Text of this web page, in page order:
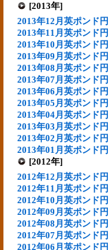
[2013年]
2013年12月英ポンド円
2013年11月英ポンド円
2013年10月英ポンド円
2013年09月英ポンド円
2013年08月英ポンド円
2013年07月英ポンド円
2013年06月英ポンド円
2013年05月英ポンド円
2013年04月英ポンド円
2013年03月英ポンド円
2013年02月英ポンド円
2013年01月英ポンド円
[2012年]
2012年12月英ポンド円
2012年11月英ポンド円
2012年10月英ポンド円
2012年09月英ポンド円
2012年08月英ポンド円
2012年07月英ポンド円
2012年06月英ポンド円